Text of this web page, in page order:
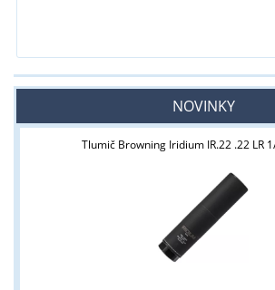
NOVINKY
Tlumič Browning Iridium IR.22 .22 LR